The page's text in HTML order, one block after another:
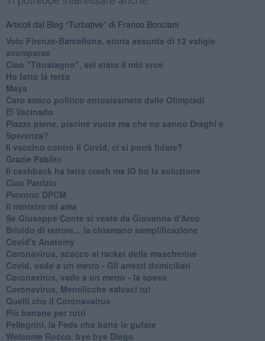
Articoli dal Blog “Turbative” di Franco Bonciani
Volo Firenze-Barcellona, storia assurda di 12 valigie
scomparse
Ciao "Titostagno", sei stato il mio eroe
Ho fatto la terza
Maya
Caro amico politico entusiasmato dalle Olimpiadi
El Vacinado
Piazze piene, piscine vuote ma che ne sanno Draghi e
Speranza?
​Il vaccino contro il Covid, ci si potrà fidare?
Grazie Pablito
Il cashback ha fatto crash ma IO ho la soluzione
Ciao Patrizio
Piovono DPCM
Il ministro mi ama
Se Giuseppe Conte si veste da Giovanna d'Arco
Brivido di terrore... la chiamano semplificazione
Covid's Anatomy
Coronavirus, scacco al racket delle mascherine
Covid, vade a un metro - Gli arresti domiciliari
Coronavirus, vade a un metro - la spesa
Coronavirus, Menelicche salvaci tu!
Quelli che il Coronavairus
Più banane per tutti
Pellegrini, la Fede che batte le gufate
Welcome Rocco, bye bye Diego